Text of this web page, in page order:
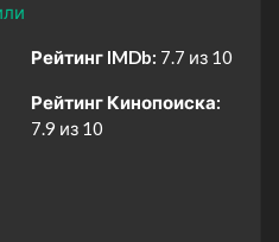
Рейтинг IMDb: 7.7 из 10
Рейтинг Кинопоиска:
7.9 из 10